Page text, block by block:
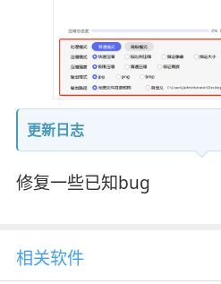
更新日志
修复一些已知bug
相关软件